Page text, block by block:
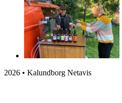
2026 • Kalundborg Netavis